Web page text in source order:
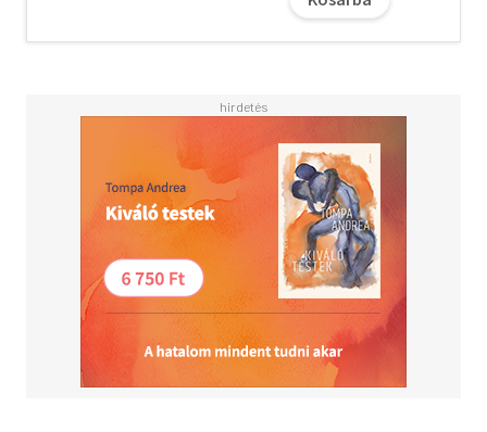
férfi szerepeink, családi mintázataink, a szülői lét
töltött év után is lehet játékos, kreatív, érzéki. Perel
hanem izgalmas esetleírások tárháza, amiből mindenki
inspirálódhat, aki szeretné elsajátítani a vágy
felébresztésének képességét. A nagy sikerű, korábban
Szeretkezés fogságban című kötetet most javított
kiadásban, jubileumi előszóval kiegészítve vehetik
kezükbe a magyar olvasók.